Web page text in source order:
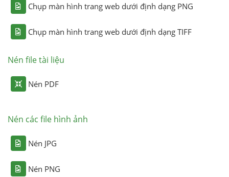
Chụp màn hình trang web dưới định dạng PNG
Chụp màn hình trang web dưới định dạng TIFF
Nén file tài liệu
Nén PDF
Nén các file hình ảnh
Nén JPG
Nén PNG